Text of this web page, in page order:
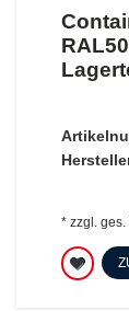
* zzgl. ges.